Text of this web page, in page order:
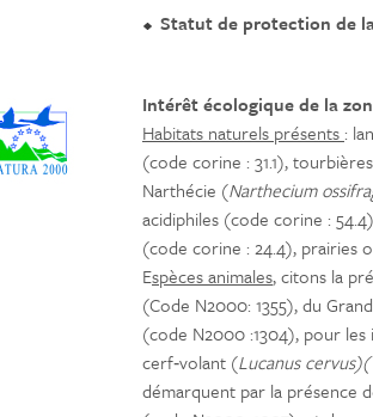
Statut de protection de
Intérêt écologique de la
Habitats naturels présents :
(code corine : 31.1),
Narthécie (Narthecium
acidiphiles (code corine :
(code corine : 24.4), prairies
Espèces animales, citons la
(Code N2000: 1355), du
(code N2000 :1304), pour
cerf‐volant (Lucanus cervus)(
démarquent par la présence